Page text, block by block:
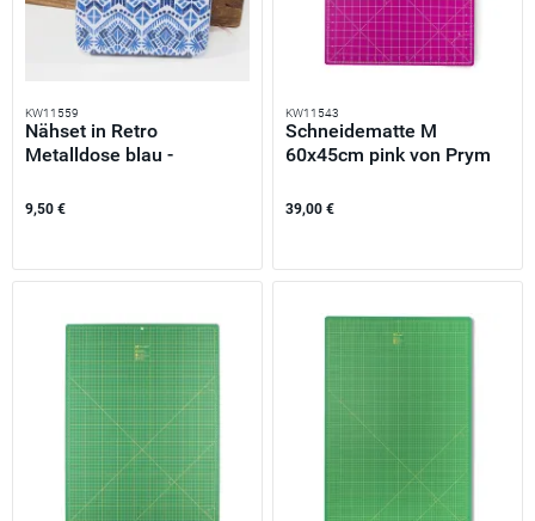
KW11559
Nähset in Retro
Metalldose blau -
9,50 €
KW11543
Schneidematte M
60x45cm pink von Prym
39,00 €